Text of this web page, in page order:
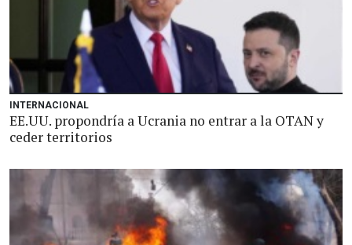
INTERNACIONAL
EE.UU. propondría a Ucrania no entrar a la OTAN y
ceder territorios